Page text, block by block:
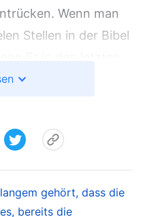
Wenn man
Stellen in der Bibel
Gerichts vollbringen
erscheint in der
es gibt über 200
dass
Gerichts vollbringt.
gehört, dass die
bereits die